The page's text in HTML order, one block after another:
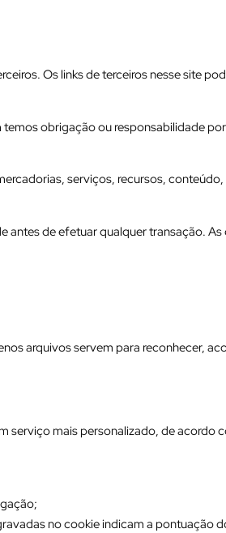
Os links de terceiros nesse site
obrigação ou responsabilidade
serviços, recursos,
de efetuar qualquer transação. As
arquivos servem para reconhecer,
serviço mais personalizado, de acordo
no cookie indicam a pontuação